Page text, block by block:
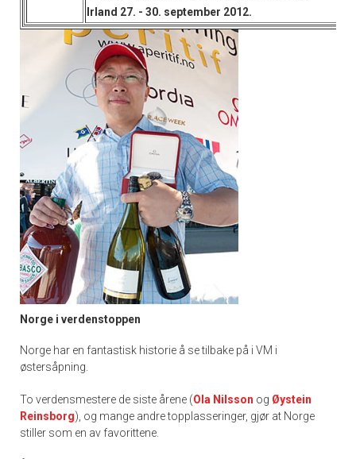
Irland 27. - 30. september 2012.
Norge i verdenstoppen
Norge har en fantastisk historie å se tilbake på i VM i
østersåpning.
To verdensmestere de siste årene (Ola Nilsson og Øystein
Reinsborg), og mange andre topplasseringer, gjør at Norge
stiller som en av favorittene.